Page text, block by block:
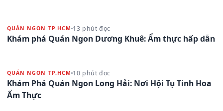
QUÁN NGON TP.HCM 13 phút đọc
Khám phá Quán Ngon Dương Khuê: Ẩm thực hấp dẫn
QUÁN NGON TP.HCM 10 phút đọc
Khám Phá Quán Ngon Long Hải: Nơi Hội Tụ Tinh Hoa
Ẩm Thực